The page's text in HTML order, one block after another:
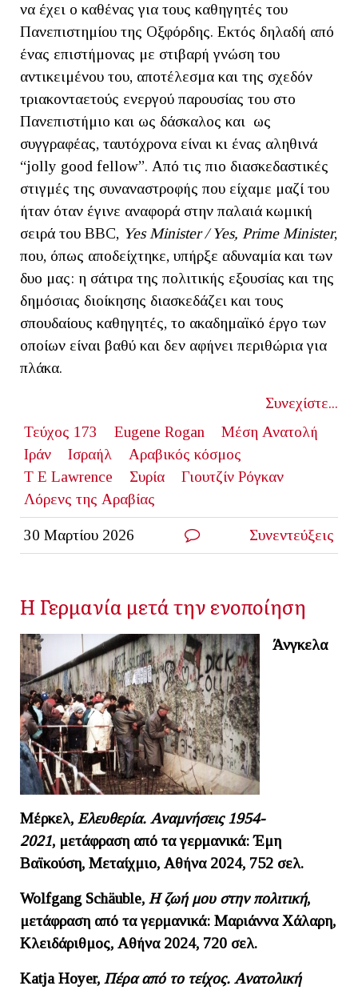
να έχει ο καθένας για τους καθηγητές του
Πανεπιστημίου της Οξφόρδης. Εκτός δηλαδή από
ένας επιστήμονας με στιβαρή γνώση του
αντικειμένου του, αποτέλεσμα και της σχεδόν
τριακονταετούς ενεργού παρουσίας του στο
Πανεπιστήμιο και ως δάσκαλος και ως
συγγραφέας, ταυτόχρονα είναι κι ένας αληθινά
“jolly good fellow”. Από τις πιο διασκεδαστικές
στιγμές της συναναστροφής που είχαμε μαζί του
ήταν όταν έγινε αναφορά στην παλαιά κωμική
σειρά του BBC, Yes Minister / Yes, Prime Minister,
που, όπως αποδείχτηκε, υπήρξε αδυναμία και των
δυο μας: η σάτιρα της πολιτικής εξουσίας και της
δημόσιας διοίκησης διασκεδάζει και τους
σπουδαίους καθηγητές, το ακαδημαϊκό έργο των
οποίων είναι βαθύ και δεν αφήνει περιθώρια για
πλάκα.
Συνεχίστε...
Τεύχος 173
Eugene Rogan
Μέση Ανατολή
Ιράν
Ισραήλ
Αραβικός κόσμος
T E Lawrence
Συρία
Γιουτζίν Ρόγκαν
Λόρενς της Αραβίας
30 Μαρτίου 2026 Συνεντεύξεις
Η Γερμανία μετά την ενοποίηση
Άνγκελα
Μέρκελ, Ελευθερία. Αναμνήσεις 1954-
2021, μετάφραση από τα γερμανικά: Έμη
Βαϊκούση, Μεταίχμιο, Αθήνα 2024, 752 σελ.
Wolfgang Schäuble, Η ζωή μου στην πολιτική,
μετάφραση από τα γερμανικά: Μαριάννα Χάλαρη,
Κλειδάριθμος, Αθήνα 2024, 720 σελ.
Katja Hoyer, Πέρα από το τείχος. Ανατολική